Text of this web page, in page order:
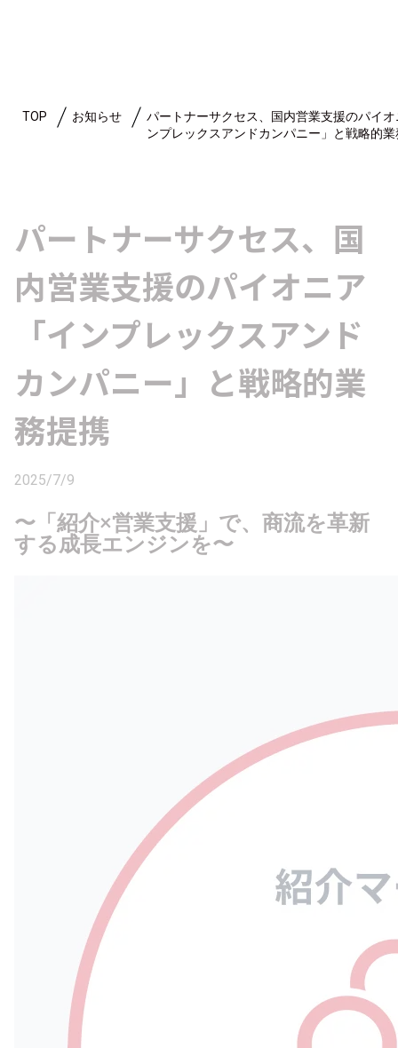
TOP お知らせ
パートナーサクセス、国内営業支援のパイ
ンプレックスアンドカンパニー」と戦略的
パートナーサクセス、国
内営業支援のパイオニア
「インプレックスアンド
カンパニー」と戦略的業
務提携
2025/7/9
〜「紹介×営業支援」で、商流を革新
する成長エンジンを〜